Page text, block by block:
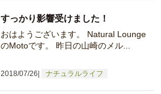
2018/07/26 ナチュラルライフ
すっかり影響受けました！
おはようございます。 Natural Lounge
のMotoです。 昨日の山崎のメル...